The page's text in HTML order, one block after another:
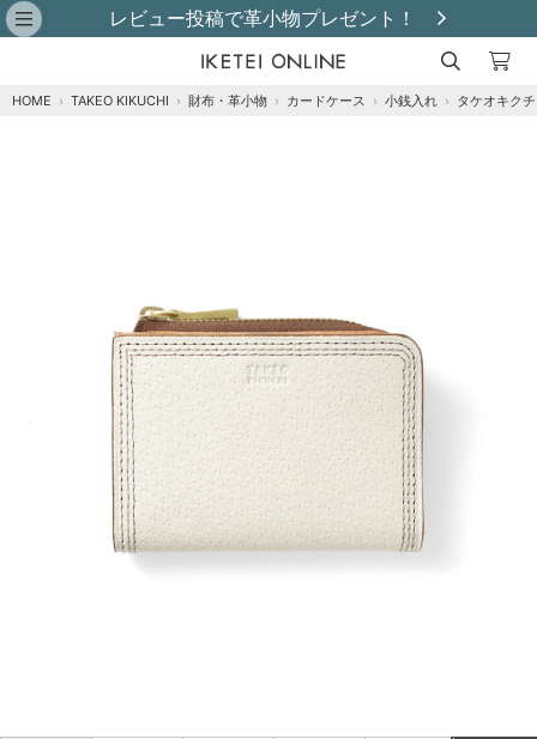
レビュー投稿で革小物プレゼント！
HOME › TAKEO KIKUCHI › 財布・革小物 › カードケース › 小銭入れ › タケオキク
に【ご注文者様のご住所】へ発送いたします。
クロ
在庫あり
カートに追加